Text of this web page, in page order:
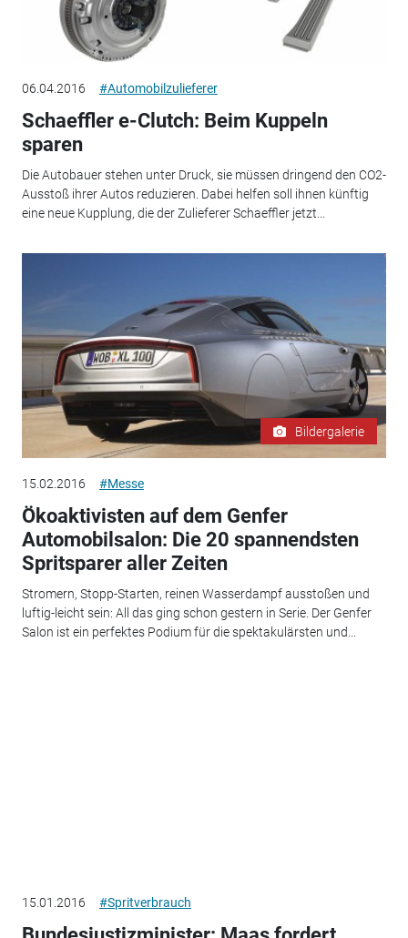
06.04.2016 #Automobilzulieferer
Schaeffler e-Clutch: Beim Kuppeln
sparen
Die Autobauer stehen unter Druck, sie müssen dringend den CO2-
Ausstoß ihrer Autos reduzieren. Dabei helfen soll ihnen künftig
eine neue Kupplung, die der Zulieferer Schaeffler jetzt...
Bildergalerie
15.02.2016 #Messe
Ökoaktivisten auf dem Genfer
Automobilsalon: Die 20 spannendsten
Spritsparer aller Zeiten
Stromern, Stopp-Starten, reinen Wasserdampf ausstoßen und
luftig-leicht sein: All das ging schon gestern in Serie. Der Genfer
Salon ist ein perfektes Podium für die spektakulärsten und...
15.01.2016 #Spritverbrauch